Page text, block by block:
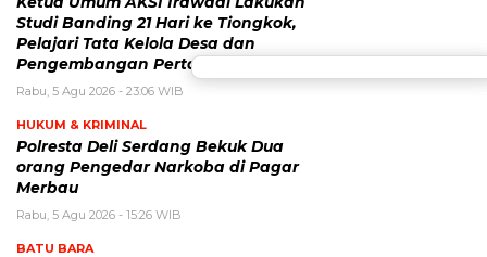
Studi Banding 21 Hari ke Tiongkok,
Pelajari Tata Kelola Desa dan
Pengembangan Pertanian
Rabu, 5 Agu 2026 - 23:06 WIB
HUKUM & KRIMINAL
Polresta Deli Serdang Bekuk Dua
orang Pengedar Narkoba di Pagar
Merbau
Rabu, 5 Agu 2026 - 15:26 WIB
BATU BARA